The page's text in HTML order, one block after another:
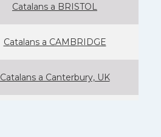
Catalans a BRISTOL
Catalans a CAMBRIDGE
Catalans a Canterbury, UK